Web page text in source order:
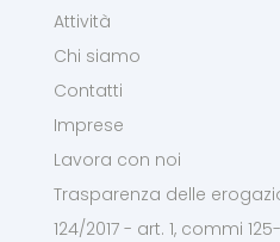
Attività
Chi siamo
Contatti
Imprese
Lavora con noi
Trasparenza delle
124/2017 - art. 1, commi